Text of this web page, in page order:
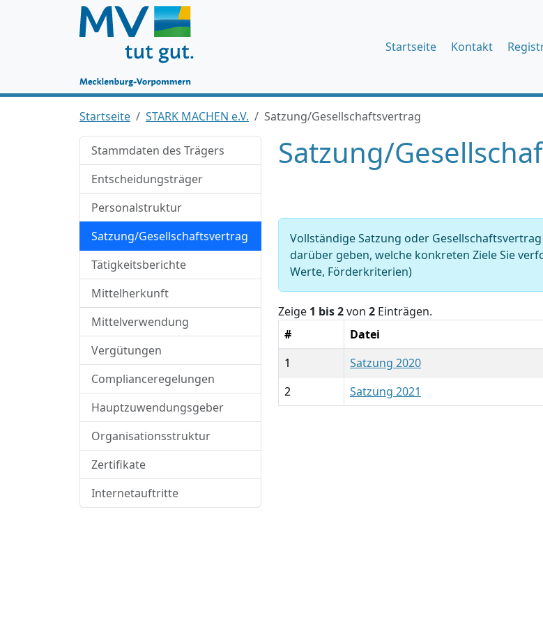
Startseite Kontakt
Startseite STARK MACHEN e.V. Satzung/Gesellschaftsvertrag
Stammdaten des Trägers
Entscheidungsträger
Personalstruktur
Satzung/Gesellschaftsvertrag
Tätigkeitsberichte
Mittelherkunft
Mittelverwendung
Vergütungen
Complianceregelungen
Hauptzuwendungsgeber
Organisationsstruktur
Zertifikate
Internetauftritte
Satzung/
Vollständige Satzung oder
darüber geben, welche konkreten Ziele Sie
Werte, Förderkriterien)
Zeige 1 bis 2von 2 Einträgen.
#
Datei
1
Satzung 2020
2
Satzung 2021